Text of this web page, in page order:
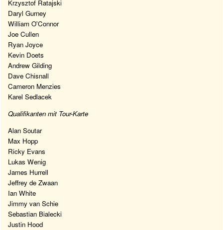
Krzysztof Ratajski
Daryl Gurney
William O'Connor
Joe Cullen
Ryan Joyce
Kevin Doets
Andrew Gilding
Dave Chisnall
Cameron Menzies
Karel Sedlacek
Qualifikanten mit Tour-Karte
Alan Soutar
Max Hopp
Ricky Evans
Lukas Wenig
James Hurrell
Jeffrey de Zwaan
Ian White
Jimmy van Schie
Sebastian Bialecki
Justin Hood